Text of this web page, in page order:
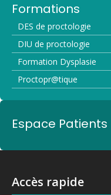
Formations
DES de proctologie
DIU de proctologie
Formation Dysplasie
Proctopr@tique
Espace Patients
Accès rapide